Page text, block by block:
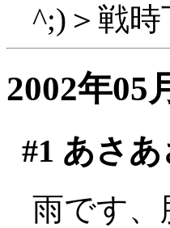
^;)＞戦時
2002年05
#1 あさあ
雨です